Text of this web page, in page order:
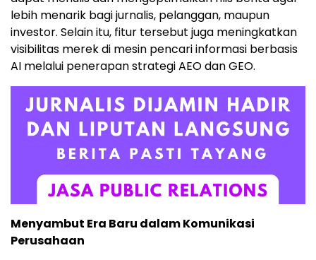
lebih menarik bagi jurnalis, pelanggan, maupun
investor. Selain itu, fitur tersebut juga meningkatkan
visibilitas merek di mesin pencari informasi berbasis
AI melalui penerapan strategi AEO dan GEO.
Menyambut Era Baru dalam Komunikasi
Perusahaan